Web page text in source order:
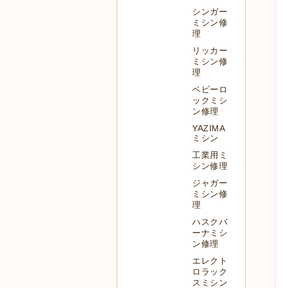
シンガー
ミシン修
理
リッカー
ミシン修
理
ベビーロ
ックミシ
ン修理
YAZIMA
ミシン
工業用ミ
シン修理
ジャガー
ミシン修
理
ハスクバ
ーナミシ
ン修理
エレクト
ロラック
スミシン